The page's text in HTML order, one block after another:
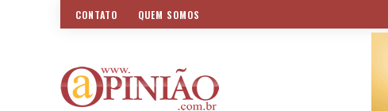
CONTATO QUEM SOMOS